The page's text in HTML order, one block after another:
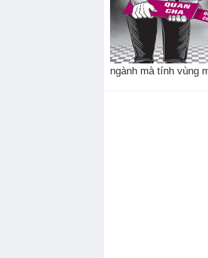
ngành mà tính vùng